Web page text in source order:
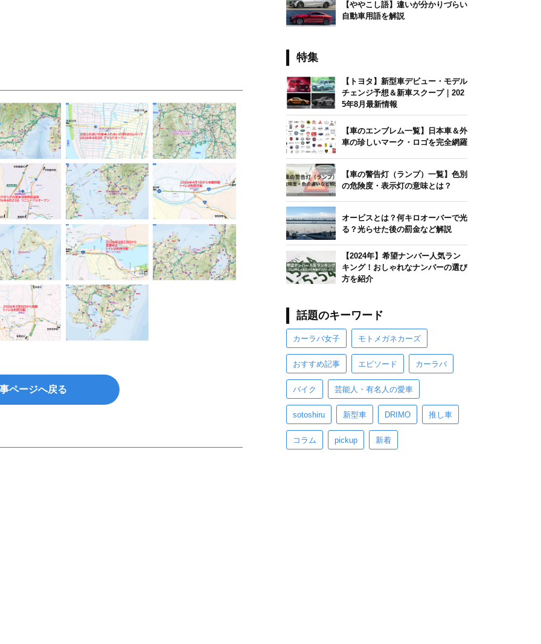
ページへ戻る
【ややこし語】違いが分かりづらい
自動車用語を解説
特集
【トヨタ】新型車デビュー・モデル
チェンジ予想＆新車スクープ｜202
5年8月最新情報
【車のエンブレム一覧】日本車＆外
車の珍しいマーク・ロゴを完全網羅
【車の警告灯（ランプ）一覧】色別
の危険度・表示灯の意味とは？
オービスとは？何キロオーバーで光
る？光らせた後の罰金など解説
【2024年】希望ナンバー人気ラン
キング！おしゃれなナンバーの選び
方を紹介
話題のキーワード
カーラバ女子 モトメガネカーズ
おすすめ記事 エピソード カーラバ
バイク 芸能人・有名人の愛車
sotoshiru 新型車 DRIMO 推し車
コラム pickup 新着